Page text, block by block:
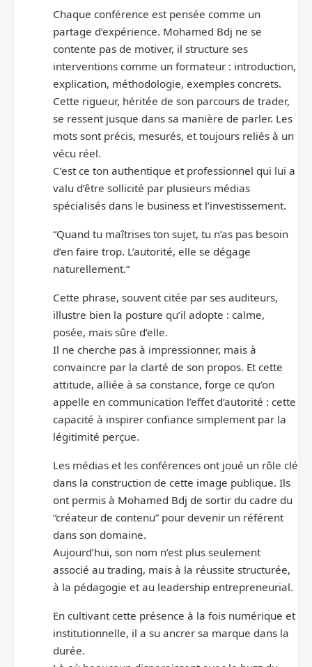
Chaque conférence est pensée comme un
partage d’expérience. Mohamed Bdj ne se
contente pas de motiver, il structure ses
interventions comme un formateur : introduction,
explication, méthodologie, exemples concrets.
Cette rigueur, héritée de son parcours de trader,
se ressent jusque dans sa manière de parler. Les
mots sont précis, mesurés, et toujours reliés à un
vécu réel.
C’est ce ton authentique et professionnel qui lui a
valu d’être sollicité par plusieurs médias
spécialisés dans le business et l’investissement.
“Quand tu maîtrises ton sujet, tu n’as pas besoin
d’en faire trop. L’autorité, elle se dégage
naturellement.”
Cette phrase, souvent citée par ses auditeurs,
illustre bien la posture qu’il adopte : calme,
posée, mais sûre d’elle.
Il ne cherche pas à impressionner, mais à
convaincre par la clarté de son propos. Et cette
attitude, alliée à sa constance, forge ce qu’on
appelle en communication l’effet d’autorité : cette
capacité à inspirer confiance simplement par la
légitimité perçue.
Les médias et les conférences ont joué un rôle clé
dans la construction de cette image publique. Ils
ont permis à Mohamed Bdj de sortir du cadre du
“créateur de contenu” pour devenir un référent
dans son domaine.
Aujourd’hui, son nom n’est plus seulement
associé au trading, mais à la réussite structurée,
à la pédagogie et au leadership entrepreneurial.
En cultivant cette présence à la fois numérique et
institutionnelle, il a su ancrer sa marque dans la
durée.